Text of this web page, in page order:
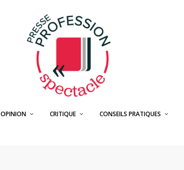
OPINION CRITIQUE CONSEILS PRATIQUES